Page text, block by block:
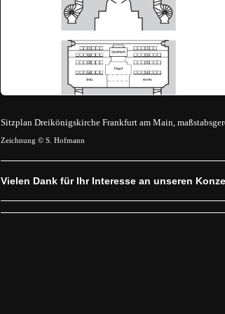
Sitzplan Dreikönigskirche Frankfurt am Main,
Zeichnung © S. Hofmann
Vielen Dank für Ihr Interesse an unseren